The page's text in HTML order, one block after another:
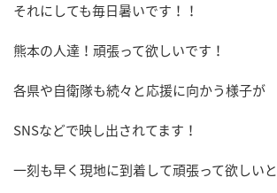
それにしても毎日暑いです！！
熊本の人達！頑張って欲しいです！
各県や自衛隊も続々と応援に向かう様子が
SNSなどで映し出されてます！
一刻も早く現地に到着して頑張って欲しいと